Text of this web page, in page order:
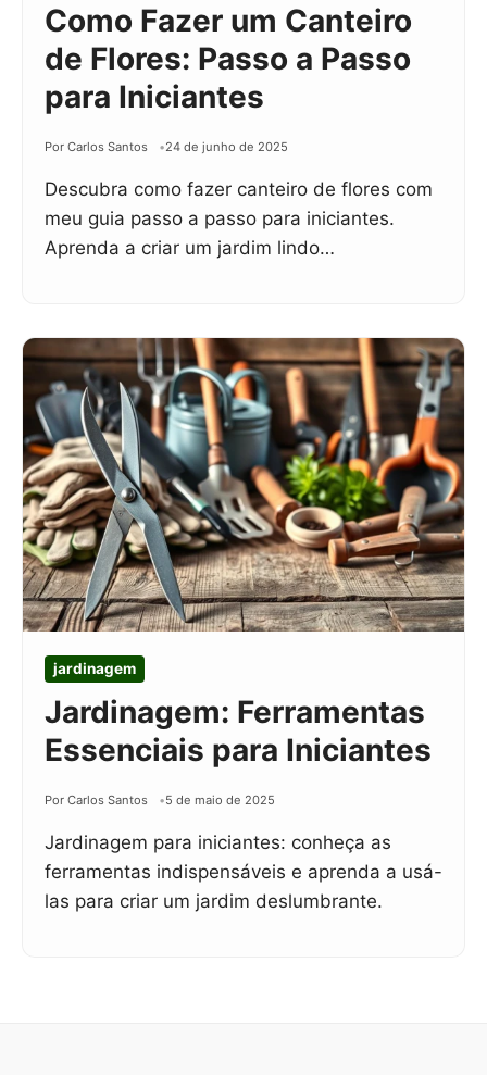
Como Fazer um Canteiro
de Flores: Passo a Passo
para Iniciantes
Por Carlos Santos 24 de junho de 2025
Descubra como fazer canteiro de flores com
meu guia passo a passo para iniciantes.
Aprenda a criar um jardim lindo…
jardinagem
Jardinagem: Ferramentas
Essenciais para Iniciantes
Por Carlos Santos 5 de maio de 2025
Jardinagem para iniciantes: conheça as
ferramentas indispensáveis e aprenda a usá-
las para criar um jardim deslumbrante.